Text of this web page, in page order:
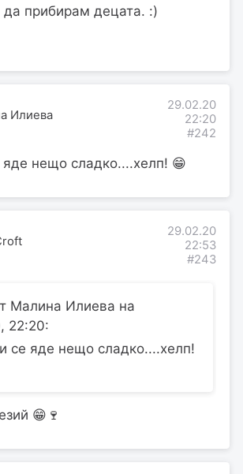
да прибирам децата. :)
Илиева
29.02.20
22:20
#242
нещо сладко....хелп! 😁
29.02.20
22:53
#243
Малина Илиева на
22:20:
се яде нещо сладко....хелп!
😁🍷